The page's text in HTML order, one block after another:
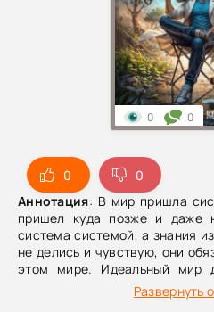
0
0
Аннотация: В мир пришла
пришел куда позже и даже
система системой, а знания
не делись и чувствую, они
этом мире. Идеальный мир
монстры, города
энтузиастов каждый день
Развернуть
0 0